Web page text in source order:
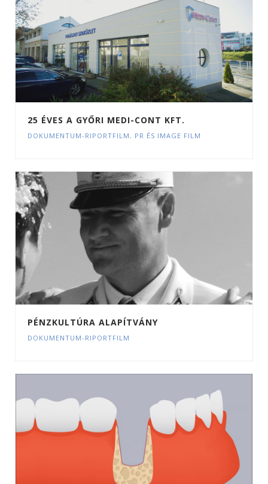
25 ÉVES A GYŐRI MEDI-CONT KFT.
DOKUMENTUM-RIPORTFILM , PR ÉS IMAGE FILM
PÉNZKULTÚRA ALAPÍTVÁNY
DOKUMENTUM-RIPORTFILM